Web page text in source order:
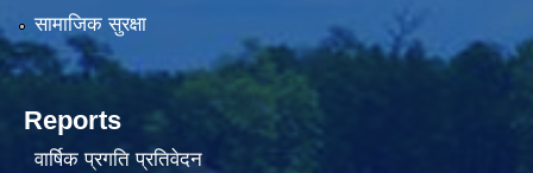
सामाजिक सुरक्षा
Reports
वार्षिक प्रगति प्रतिवेदन